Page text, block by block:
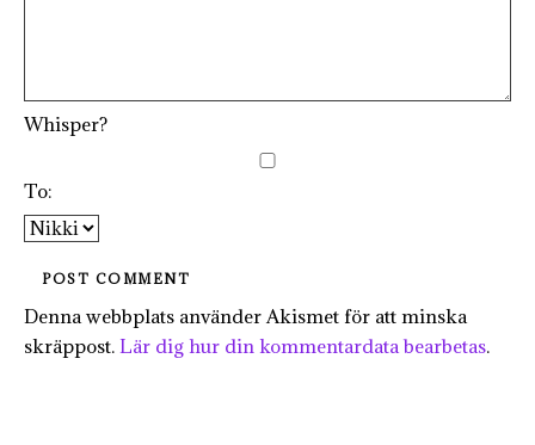
Whisper?
To:
Denna webbplats använder Akismet för att minska
skräppost. Lär dig hur din kommentardata bearbetas.